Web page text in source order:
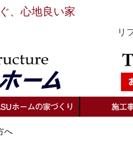
、心地良い家
リ
へ